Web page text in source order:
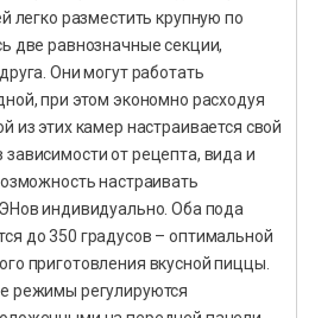
легко разместить крупную по
две равнозначные секции,
Они могут работать
при этом экономно расходуя
из этих камер настраивается свой
от рецепта, вида и
настраивать
индивидуально. Оба пода
до 350 градусов – оптимальной
приготовления вкусной пиццы.
режимы регулируются